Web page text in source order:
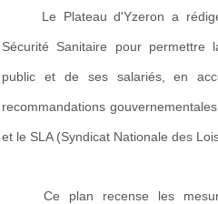
Le Plateau d'Yzeron a
Sécurité Sanitaire pour permettre
public et de ses salariés, en
recommandations
et le SLA (Syndicat Nationale des
Ce plan recense les